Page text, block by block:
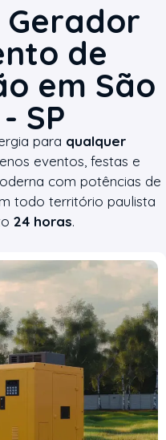
de
em São
SP
para qualquer
eventos, festas e
com potências de
todo território paulista
24 horas.